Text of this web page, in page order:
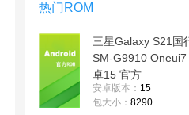
热门ROM
三星Galaxy S21国
SM-G9910 Oneui7
卓15 官方
G9910ZCSCHYE1纯
净原版 线刷包
安卓版本： 15
包大小： 8290